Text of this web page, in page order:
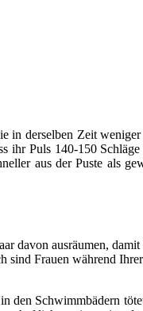
in derselben Zeit
ihr Puls 140-150
aus der Puste als
davon ausräumen,
sind Frauen während Ihrer
den Schwimmbädern